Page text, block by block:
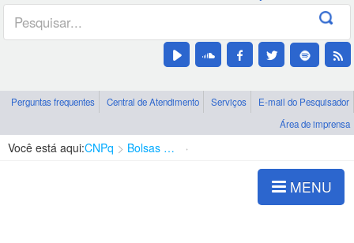
Canais
Perguntas frequentes Central de Atendimento Serviços
E-mail do Pesquisador
Área de imprensa
Você está aqui:CNPq Bolsas e Auxílios Vigentes
MENU